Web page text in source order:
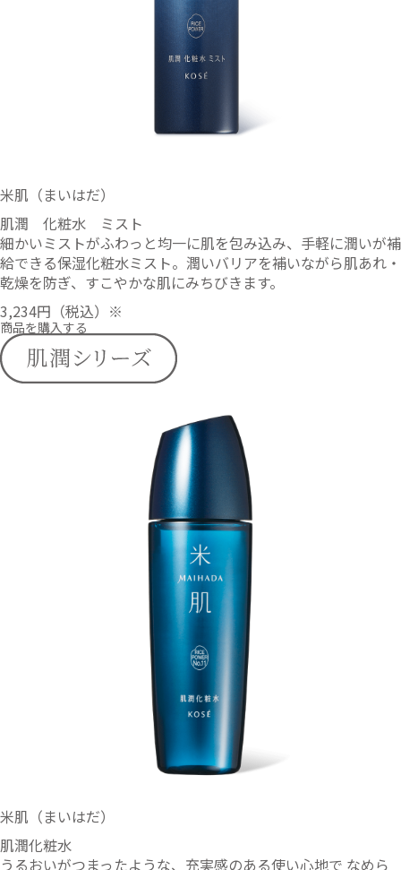
米肌（まいはだ）
肌潤 化粧水 ミスト
細かいミストがふわっと均一に肌を包み込み、手軽に潤いが補
給できる保湿化粧水ミスト。潤いバリアを補いながら肌あれ・
乾燥を防ぎ、すこやかな肌にみちびきます。
3,234円 （税込）※
商品を購入する
米肌（まいはだ）
肌潤化粧水
うるおいがつまったような、充実感のある使い心地で なめら